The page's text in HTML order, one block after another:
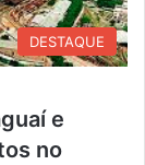
DESTAQUE
e
no